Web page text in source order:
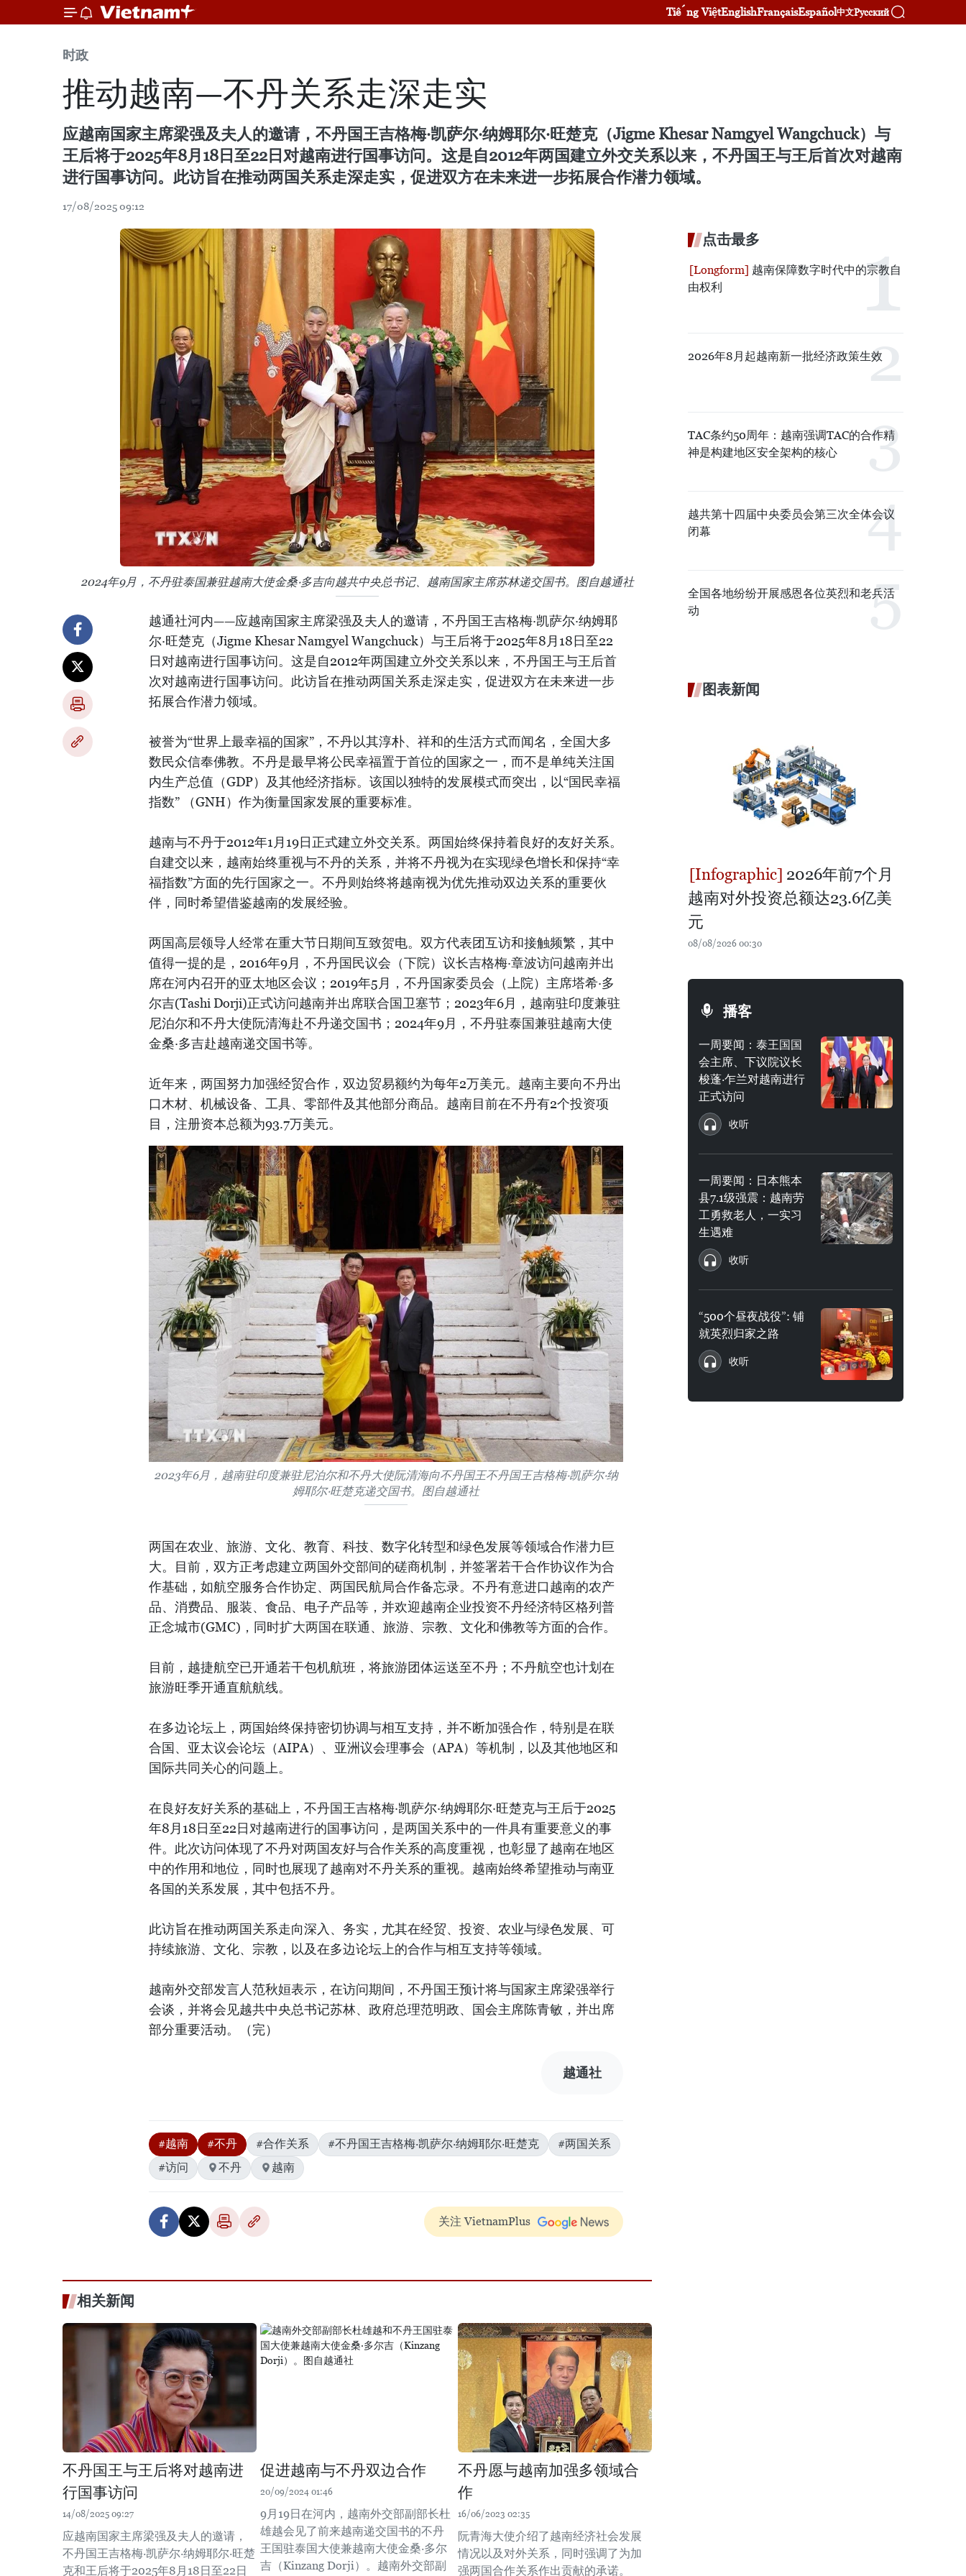
Tiếng ViệtEnglishFrançaisEspañol中文Русский
时政
推动越南—不丹关系走深走实
应越南国家主席梁强及夫人的邀请，不丹国王吉格梅·凯萨尔·纳姆耶尔·旺楚克（Jigme Khesar Namgyel Wangchuck）与
王后将于2025年8月18日至22日对越南进行国事访问。这是自2012年两国建立外交关系以来，不丹国王与王后首次对越南
进行国事访问。此访旨在推动两国关系走深走实，促进双方在未来进一步拓展合作潜力领域。
17/08/2025 09:12
2024年9月，不丹驻泰国兼驻越南大使金桑·多吉向越共中央总书记、越南国家主席苏林递交国书。图自越通社
越通社河内——应越南国家主席梁强及夫人的邀请，不丹国王吉格梅·凯萨尔·纳姆耶
尔·旺楚克（Jigme Khesar Namgyel Wangchuck）与王后将于2025年8月18日至22
日对越南进行国事访问。这是自2012年两国建立外交关系以来，不丹国王与王后首
次对越南进行国事访问。此访旨在推动两国关系走深走实，促进双方在未来进一步
拓展合作潜力领域。
被誉为“世界上最幸福的国家”，不丹以其淳朴、祥和的生活方式而闻名，全国大多
数民众信奉佛教。不丹是最早将公民幸福置于首位的国家之一，而不是单纯关注国
内生产总值（GDP）及其他经济指标。该国以独特的发展模式而突出，以“国民幸福
指数” （GNH）作为衡量国家发展的重要标准。
越南与不丹于2012年1月19日正式建立外交关系。两国始终保持着良好的友好关系。
自建交以来，越南始终重视与不丹的关系，并将不丹视为在实现绿色增长和保持“幸
福指数”方面的先行国家之一。不丹则始终将越南视为优先推动双边关系的重要伙
伴，同时希望借鉴越南的发展经验。
两国高层领导人经常在重大节日期间互致贺电。双方代表团互访和接触频繁，其中
值得一提的是，2016年9月，不丹国民议会（下院）议长吉格梅·章波访问越南并出
席在河内召开的亚太地区会议；2019年5月，不丹国家委员会（上院）主席塔希·多
尔吉(Tashi Dorji)正式访问越南并出席联合国卫塞节；2023年6月，越南驻印度兼驻
尼泊尔和不丹大使阮清海赴不丹递交国书；2024年9月，不丹驻泰国兼驻越南大使
金桑·多吉赴越南递交国书等。
近年来，两国努力加强经贸合作，双边贸易额约为每年2万美元。越南主要向不丹出
口木材、机械设备、工具、零部件及其他部分商品。越南目前在不丹有2个投资项
目，注册资本总额为93.7万美元。
2023年6月，越南驻印度兼驻尼泊尔和不丹大使阮清海向不丹国王不丹国王吉格梅·凯萨尔·纳
姆耶尔·旺楚克递交国书。图自越通社
两国在农业、旅游、文化、教育、科技、数字化转型和绿色发展等领域合作潜力巨
大。目前，双方正考虑建立两国外交部间的磋商机制，并签署若干合作协议作为合
作基础，如航空服务合作协定、两国民航局合作备忘录。不丹有意进口越南的农产
品、消费品、服装、食品、电子产品等，并欢迎越南企业投资不丹经济特区格列普
正念城市(GMC)，同时扩大两国在联通、旅游、宗教、文化和佛教等方面的合作。
目前，越捷航空已开通若干包机航班，将旅游团体运送至不丹；不丹航空也计划在
旅游旺季开通直航航线。
在多边论坛上，两国始终保持密切协调与相互支持，并不断加强合作，特别是在联
合国、亚太议会论坛（AIPA）、亚洲议会理事会（APA）等机制，以及其他地区和
国际共同关心的问题上。
在良好友好关系的基础上，不丹国王吉格梅·凯萨尔·纳姆耶尔·旺楚克与王后于2025
年8月18日至22日对越南进行的国事访问，是两国关系中的一件具有重要意义的事
件。此次访问体现了不丹对两国友好与合作关系的高度重视，也彰显了越南在地区
中的作用和地位，同时也展现了越南对不丹关系的重视。越南始终希望推动与南亚
各国的关系发展，其中包括不丹。
此访旨在推动两国关系走向深入、务实，尤其在经贸、投资、农业与绿色发展、可
持续旅游、文化、宗教，以及在多边论坛上的合作与相互支持等领域。
越南外交部发言人范秋姮表示，在访问期间，不丹国王预计将与国家主席梁强举行
会谈，并将会见越共中央总书记苏林、政府总理范明政、国会主席陈青敏，并出席
部分重要活动。（完）
越通社
#越南 #不丹 #合作关系 #不丹国王吉格梅·凯萨尔·纳姆耶尔·旺楚克
#两国关系
#访问
不丹 越南
关注 VietnamPlus
相关新闻
不丹国王与王后将对越南进
行国事访问
14/08/2025 09:27
应越南国家主席梁强及夫人的邀请，
不丹国王吉格梅·凯萨尔·纳姆耶尔·旺楚
克和王后将于2025年8月18日至22日
促进越南与不丹双边合作
20/09/2024 01:46
9月19日在河内，越南外交部副部长杜
雄越会见了前来越南递交国书的不丹
王国驻泰国大使兼越南大使金桑·多尔
吉（Kinzang Dorji）。越南外交部副
不丹愿与越南加强多领域合
作
16/06/2023 02:35
阮青海大使介绍了越南经济社会发展
情况以及对外关系，同时强调了为加
强两国合作关系作出贡献的承诺。
点击最多
越南保障数字时代中的宗教自
由权利
2026年8月起越南新一批经济政策生效
TAC条约50周年：越南强调TAC的合作精
神是构建地区安全架构的核心
越共第十四届中央委员会第三次全体会议
闭幕
全国各地纷纷开展感恩各位英烈和老兵活
动
图表新闻
2026年前7个月
越南对外投资总额达23.6亿美
元
08/08/2026 00:30
播客
一周要闻：泰王国国
会主席、下议院议长
梭蓬·乍兰对越南进行
正式访问
收听
一周要闻：日本熊本
县7.1级强震：越南劳
工勇救老人，一实习
生遇难
收听
“500个昼夜战役”: 铺
就英烈归家之路
收听